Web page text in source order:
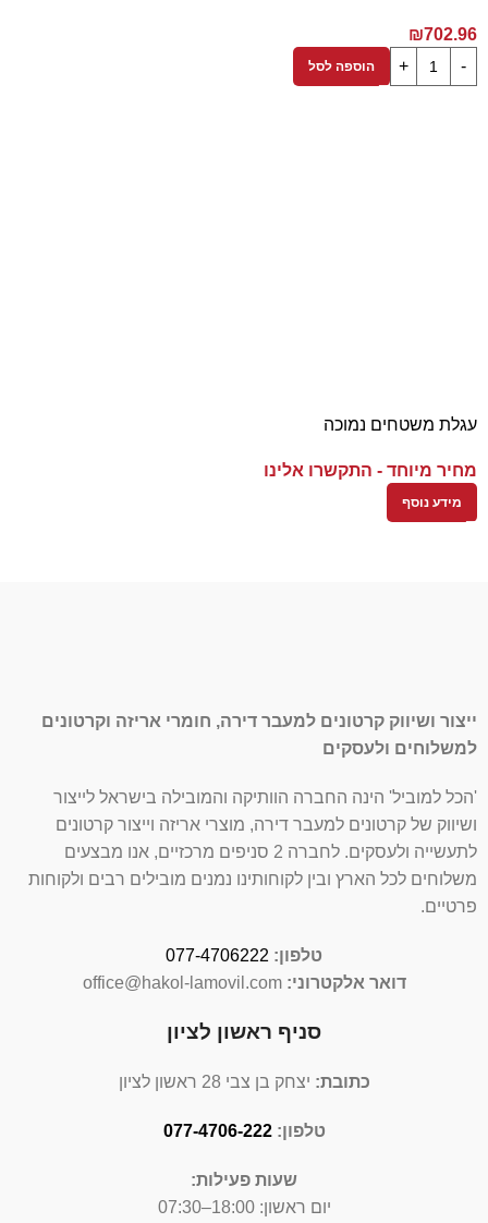
₪702.96
הוספה לסל
עגלת משטחים נמוכה
מחיר מיוחד - התקשרו אלינו
מידע נוסף
ייצור ושיווק קרטונים למעבר דירה, חומרי אריזה וקרטונים
למשלוחים ולעסקים
'הכל למוביל' הינה החברה הוותיקה והמובילה בישראל לייצור
ושיווק של קרטונים למעבר דירה, מוצרי אריזה וייצור קרטונים
לתעשייה ולעסקים. לחברה 2 סניפים מרכזיים, אנו מבצעים
משלוחים לכל הארץ ובין לקוחותינו נמנים מובילים רבים ולקוחות
פרטיים.
טלפון: 077-4706222
דואר אלקטרוני: office@hakol-lamovil.com
סניף ראשון לציון
כתובת: יצחק בן צבי 28 ראשון לציון
טלפון:077-4706-222
שעות פעילות:
יום ראשון:18:00–07:30